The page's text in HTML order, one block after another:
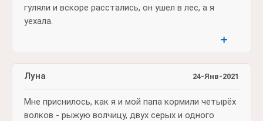
гуляли и вскоре расстались, он ушел в лес, а я
уехала.
➕
24-Янв-2021
Луна
Мне приснилось, как я и мой папа кормили четырёх
волков - рыжую волчицу, двух серых и одного